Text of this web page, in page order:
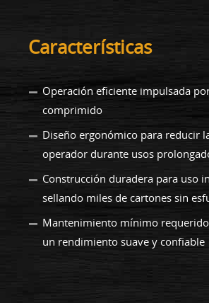
Características
Operación eficiente impulsada
comprimido
Diseño ergonómico para reducir
operador durante usos
Construcción duradera para uso
sellando miles de cartones sin
Mantenimiento mínimo
un rendimiento suave y confiable